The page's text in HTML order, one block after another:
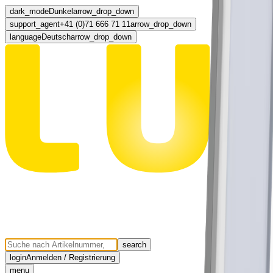
dark_modeDunkel arrow_drop_down
support_agent+41 (0)71 666 71 11arrow_drop_down
languageDeutscharrow_drop_down
search
loginAnmelden / Registrierung
menu